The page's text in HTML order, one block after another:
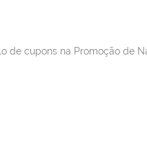
de cupons na Promoção de